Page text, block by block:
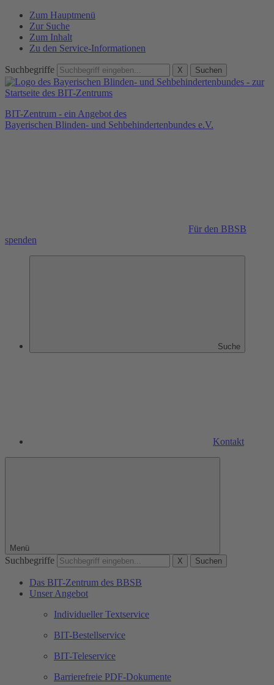
Zum Hauptmenü
Zur Suche
Zum Inhalt
Zu den Service-Informationen
Suchbegriffe X Suchen
BIT-Zentrum - ein Angebot des
Bayerischen Blinden- und Sehbehindertenbundes e.V.
Für den BBSB
spenden
Suche
Kontakt
Menü
Suchbegriffe X Suchen
Das BIT-Zentrum des BBSB
Unser Angebot
Individueller Textservice
BIT-Bestellservice
BIT-Teleservice
Barrierefreie PDF-Dokumente